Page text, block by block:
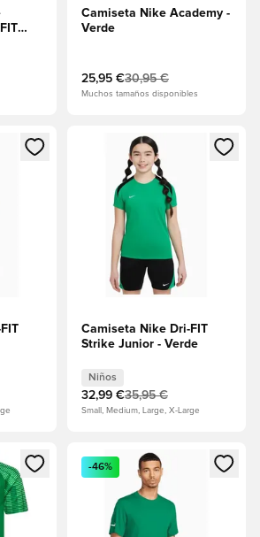
Camiseta Nike Academy -
Verde
25,95 €30,95 €
Muchos tamaños disponibles
iniciar sesión o registrarse como
Abre un modal para iniciar
Camiseta Nike Dri-FIT
Strike Junior - Verde
Niños
32,99 €35,95 €
Small, Medium, Large, X-Large
iniciar sesión o registrarse como
Abre un modal para iniciar
-46%